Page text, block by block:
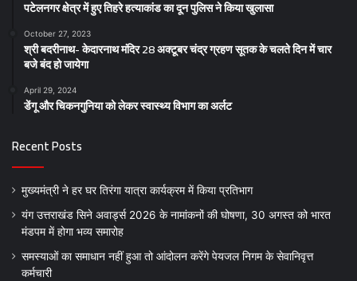
पटेलनगर क्षेत्र में हुए तिहरे हत्याकांड का दून पुलिस ने किया खुलासा
October 27, 2023
श्री बदरीनाथ- केदारनाथ मंदिर 28 अक्टूबर चंद्र ग्रहण सूतक के चलते दिन में चार
बजे बंद हो जायेगा
April 29, 2024
डेंगू और चिकनगुनिया को लेकर स्वास्थ्य विभाग का अर्लट
Recent Posts
मुख्यमंत्री ने हर घर तिरंगा यात्रा कार्यक्रम में किया प्रतिभाग
यंग उत्तराखंड सिने अवार्ड्स 2026 के नामांकनों की घोषणा, 30 अगस्त को भारत
मंडपम में होगा भव्य समारोह
समस्याओं का समाधान नहीं हुआ तो आंदोलन करेंगे पेयजल निगम के सेवानिवृत्त
कर्मचारी